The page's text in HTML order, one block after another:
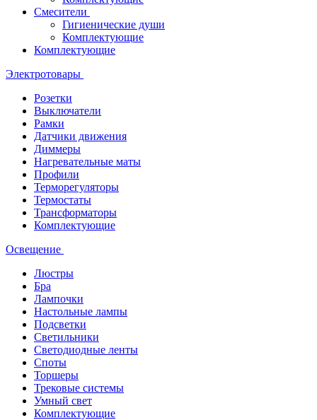
Смесители
Гигиенические души
Комплектующие
Комплектующие
Электротовары
Розетки
Выключатели
Рамки
Датчики движения
Диммеры
Нагревательные маты
Профили
Терморегуляторы
Термостаты
Трансформаторы
Комплектующие
Освещение
Люстры
Бра
Лампочки
Настольные лампы
Подсветки
Светильники
Светодиодные ленты
Споты
Торшеры
Трековые системы
Умный свет
Комплектующие